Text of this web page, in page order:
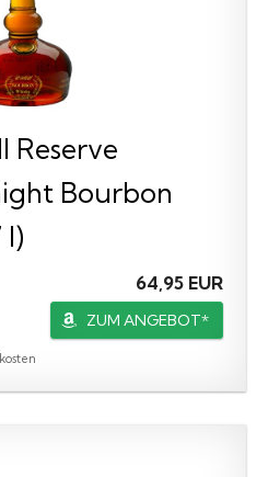
Reserve
Bourbon
l)
64,95 EUR
ZUM ANGEBOT*